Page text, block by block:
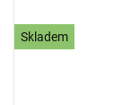
Skladem